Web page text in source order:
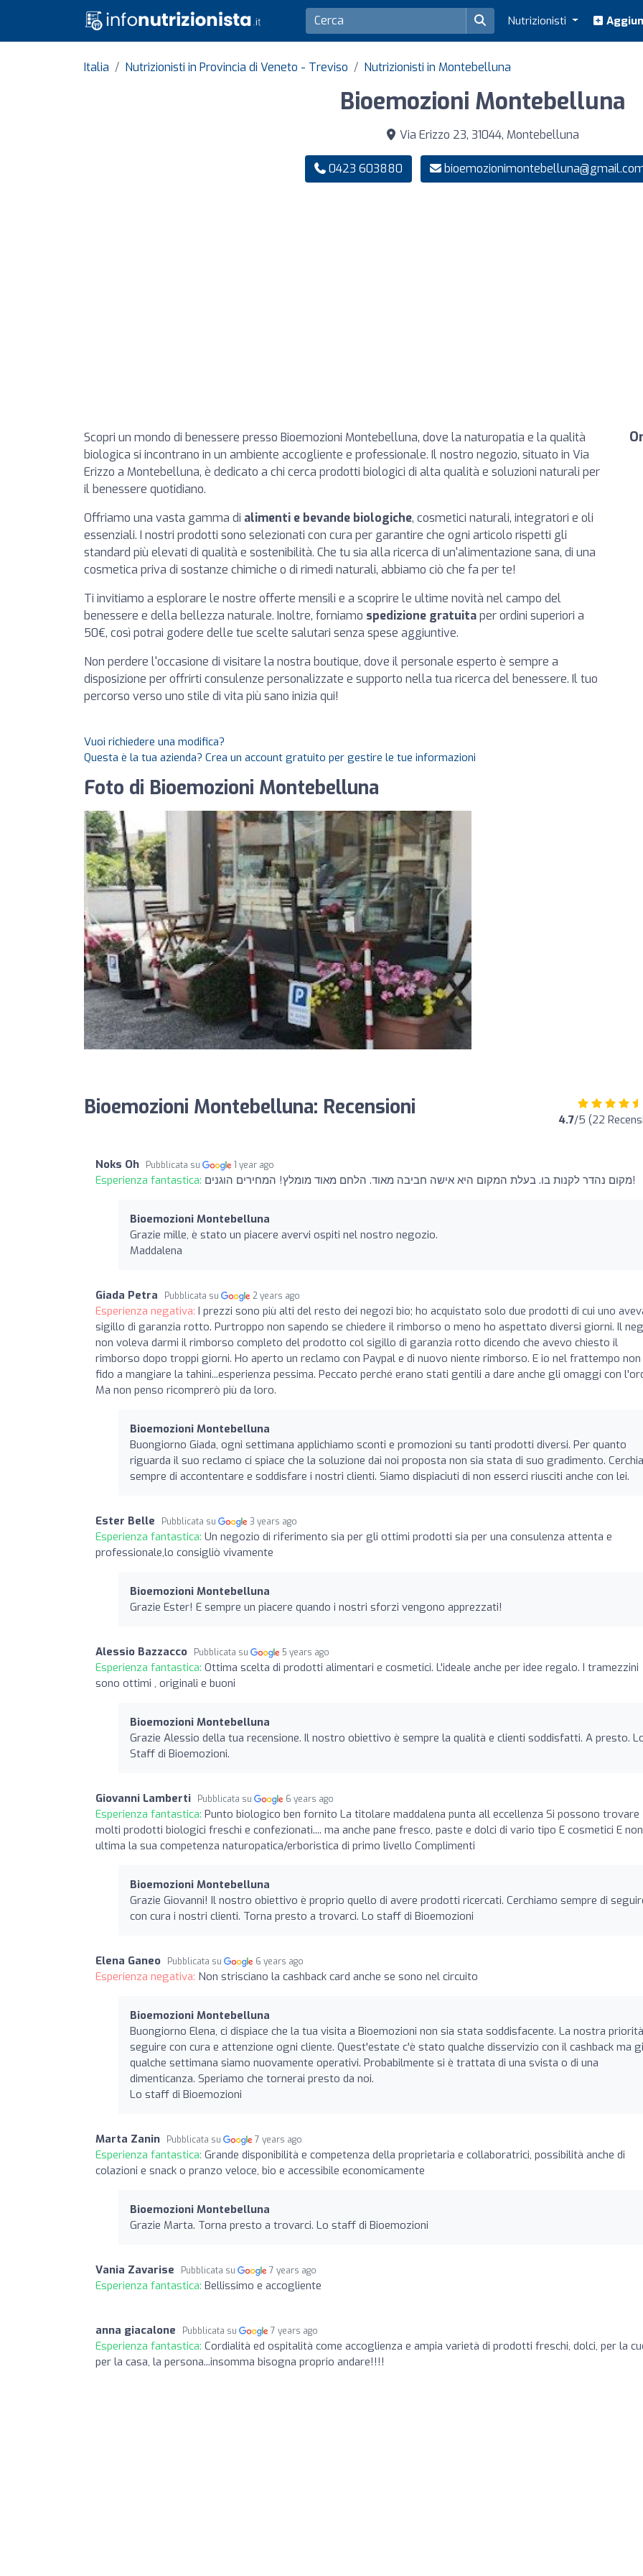
Nutrizionisti
Italia Nutrizionisti in Provincia di Veneto - Treviso Nutrizionisti in Montebelluna
Bioemozioni Montebelluna
Via Erizzo 23, 31044, Montebelluna
0423 603880
Scopri un mondo di benessere presso Bioemozioni Montebelluna, dove la naturopatia e la qualità
biologica si incontrano in un ambiente accogliente e professionale. Il nostro negozio, situato in Via
Erizzo a Montebelluna, è dedicato a chi cerca prodotti biologici di alta qualità e soluzioni naturali per
il benessere quotidiano.
Offriamo una vasta gamma di alimenti e bevande biologiche, cosmetici naturali, integratori e oli
essenziali. I nostri prodotti sono selezionati con cura per garantire che ogni articolo rispetti gli
standard più elevati di qualità e sostenibilità. Che tu sia alla ricerca di un'alimentazione sana, di una
cosmetica priva di sostanze chimiche o di rimedi naturali, abbiamo ciò che fa per te!
Ti invitiamo a esplorare le nostre offerte mensili e a scoprire le ultime novità nel campo del
benessere e della bellezza naturale. Inoltre, forniamo spedizione gratuitaper ordini superiori a
50€, così potrai godere delle tue scelte salutari senza spese aggiuntive.
Non perdere l'occasione di visitare la nostra boutique, dove il personale esperto è sempre a
disposizione per offrirti consulenze personalizzate e supporto nella tua ricerca del benessere. Il tuo
percorso verso uno stile di vita più sano inizia qui!
Vuoi richiedere una modifica?
Questa è la tua azienda? Crea un account gratuito per gestire le tue informazioni
Foto di Bioemozioni Montebelluna
Bioemozioni Montebelluna: Recensioni 4.7/5 (22
Noks Oh Pubblicata su 1 year ago
Esperienza fantastica: מקום נהדר לקנות בו. בעלת המקום היא אישה חביבה מאוד. הלחם מאוד מומלץ! המחירים הוגנים!
Bioemozioni Montebelluna
Grazie mille, è stato un piacere avervi ospiti nel nostro negozio.
Maddalena
Giada Petra Pubblicata su 2 years ago
Esperienza negativa: I prezzi sono più alti del resto dei negozi bio; ho acquistato solo due prodotti di cui uno
sigillo di garanzia rotto. Purtroppo non sapendo se chiedere il rimborso o meno ho aspettato diversi giorni. Il
non voleva darmi il rimborso completo del prodotto col sigillo di garanzia rotto dicendo che avevo chiesto il
rimborso dopo troppi giorni. Ho aperto un reclamo con Paypal e di nuovo niente rimborso. E io nel frattempo
fido a mangiare la tahini...esperienza pessima. Peccato perché erano stati gentili a dare anche gli omaggi con
Ma non penso ricomprerò più da loro.
Bioemozioni Montebelluna
Buongiorno Giada, ogni settimana applichiamo sconti e promozioni su tanti prodotti diversi. Per quanto
riguarda il suo reclamo ci spiace che la soluzione dai noi proposta non sia stata di suo gradimento.
sempre di accontentare e soddisfare i nostri clienti. Siamo dispiaciuti di non esserci riusciti anche con lei.
Ester Belle Pubblicata su 3 years ago
Esperienza fantastica: Un negozio di riferimento sia per gli ottimi prodotti sia per una consulenza attenta e
professionale,lo consigliò vivamente
Bioemozioni Montebelluna
Grazie Ester! E sempre un piacere quando i nostri sforzi vengono apprezzati!
Alessio Bazzacco Pubblicata su 5 years ago
Esperienza fantastica: Ottima scelta di prodotti alimentari e cosmetici. L'ideale anche per idee regalo. I tramezzini
sono ottimi , originali e buoni
Bioemozioni Montebelluna
Grazie Alessio della tua recensione. Il nostro obiettivo è sempre la qualità e clienti soddisfatti. A presto.
Staff di Bioemozioni.
Giovanni Lamberti Pubblicata su 6 years ago
Esperienza fantastica: Punto biologico ben fornito La titolare maddalena punta all eccellenza Si possono trovare
molti prodotti biologici freschi e confezionati.... ma anche pane fresco, paste e dolci di vario tipo E cosmetici E
ultima la sua competenza naturopatica/erboristica di primo livello Complimenti
Bioemozioni Montebelluna
Grazie Giovanni! Il nostro obiettivo è proprio quello di avere prodotti ricercati. Cerchiamo sempre di
con cura i nostri clienti. Torna presto a trovarci. Lo staff di Bioemozioni
Elena Ganeo Pubblicata su 6 years ago
Esperienza negativa: Non strisciano la cashback card anche se sono nel circuito
Bioemozioni Montebelluna
Buongiorno Elena, ci dispiace che la tua visita a Bioemozioni non sia stata soddisfacente. La nostra
seguire con cura e attenzione ogni cliente. Quest'estate c'è stato qualche disservizio con il cashback ma
qualche settimana siamo nuovamente operativi. Probabilmente si è trattata di una svista o di una
dimenticanza. Speriamo che tornerai presto da noi.
Lo staff di Bioemozioni
Marta Zanin Pubblicata su 7 years ago
Esperienza fantastica: Grande disponibilità e competenza della proprietaria e collaboratrici, possibilità anche di
colazioni e snack o pranzo veloce, bio e accessibile economicamente
Bioemozioni Montebelluna
Grazie Marta. Torna presto a trovarci. Lo staff di Bioemozioni
Vania Zavarise Pubblicata su 7 years ago
Esperienza fantastica: Bellissimo e accogliente
anna giacalone Pubblicata su 7 years ago
Esperienza fantastica: Cordialità ed ospitalità come accoglienza e ampia varietà di prodotti freschi, dolci, per la
per la casa, la persona...insomma bisogna proprio andare!!!!